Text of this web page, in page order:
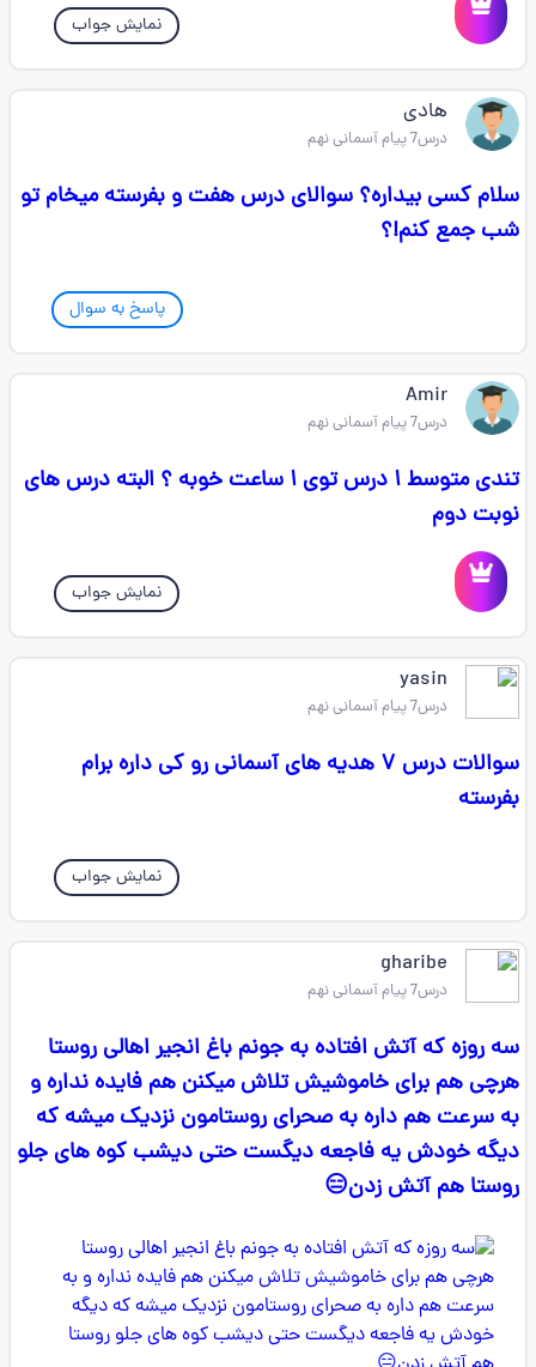
نمایش جواب
هادی
درس7 پیام آسمانی نهم
سلام کسی بیداره؟ سوالای درس هفت و بفرسته میخام تو
شب جمع کنم!؟
پاسخ به سوال
Amir
درس7 پیام آسمانی نهم
تندی متوسط ۱ درس توی ۱ ساعت خوبه ؟ البته درس های
نوبت دوم
نمایش جواب
‌yasin
درس7 پیام آسمانی نهم
سوالات درس ۷ هدیه های آسمانی رو کی داره برام
بفرسته
نمایش جواب
gharibe
درس7 پیام آسمانی نهم
سه روزه که آتش افتاده به جونم باغ انجیر اهالی روستا
هرچی هم برای خاموشیش تلاش میکنن هم فایده نداره و
به سرعت هم داره به صحرای روستامون نزدیک میشه که
دیگه خودش یه فاجعه دیگست حتی دیشب کوه های جلو
روستا هم آتش زدن😑